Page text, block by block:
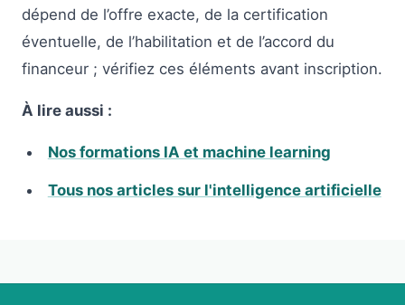
dépend de l’offre exacte, de la certification
éventuelle, de l’habilitation et de l’accord du
financeur ; vérifiez ces éléments avant inscription.
À lire aussi :
Nos formations IA et machine learning
Tous nos articles sur l'intelligence artificielle